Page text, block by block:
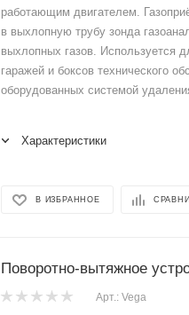
работающим двигателем.
в выхлопную трубу зонда
выхлопных газов. Используется
гаражей и боксов технического
оборудованных системой
Характеристики
В ИЗБРАННОЕ
Поворотно-вытяжное
Арт.: Vega